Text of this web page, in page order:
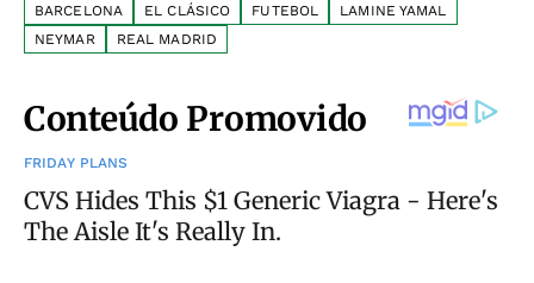
BARCELONA EL CLÁSICO FUTEBOL
LAMINE YAMAL
NEYMAR
REAL MADRID